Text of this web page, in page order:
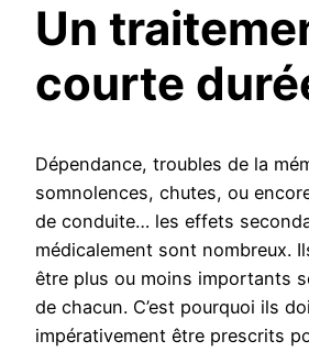
Un
courte
Dépendance, troubles de la
somnolences, chutes, ou
de conduite… les effets
médicalement sont nombreux.
être plus ou moins importants
de chacun. C’est pourquoi ils
impérativement être prescrits